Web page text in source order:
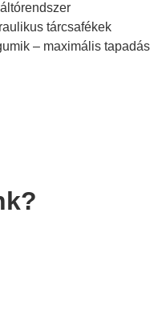
tárcsafékek
– maximális tapadás